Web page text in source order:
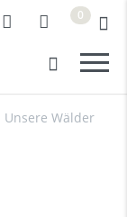
0
Unsere Wälder